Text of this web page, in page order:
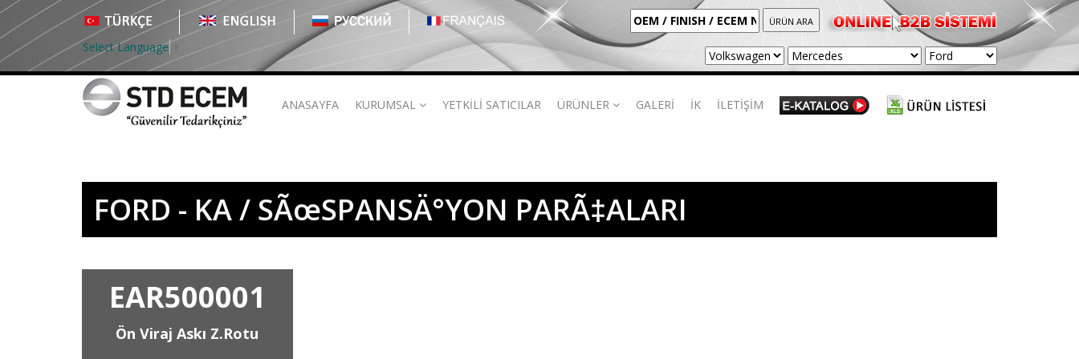
Select Language▼
ANASAYFA KURUMSAL YETKİLİ SATICILAR ÜRÜNLER GALERİ İK İLETİŞİM
FORD - KA / SÃœSPANSÄ°YON PARÃ‡ALARI
EAR500001
Ön Viraj Askı Z.Rotu